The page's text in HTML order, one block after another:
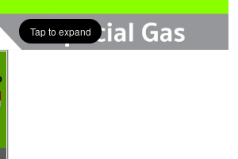
Tap to expand